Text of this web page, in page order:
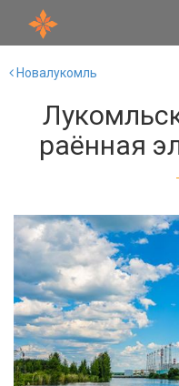
Новалукомль
раённая